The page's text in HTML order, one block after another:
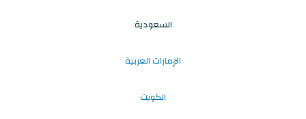
السعودية
الإمارات العربية
الكويت